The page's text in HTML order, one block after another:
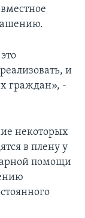
и
граждан», -
некоторых
в плену у
помощи